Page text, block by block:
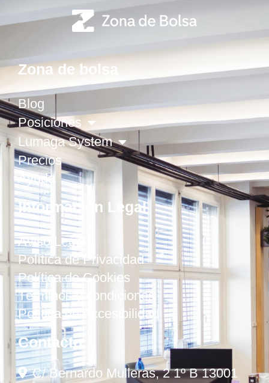
Zona de bolsa
Blog
Posiciones
Lumaga System
Precios
Ayuda
Información Legal
Aviso Legal
Política de Privacidad
Política de Cookies
Términos y condiciones
Política de Accesibilidad
Contacto
C/ Bernardo Mulleras, 2 1º B 13001